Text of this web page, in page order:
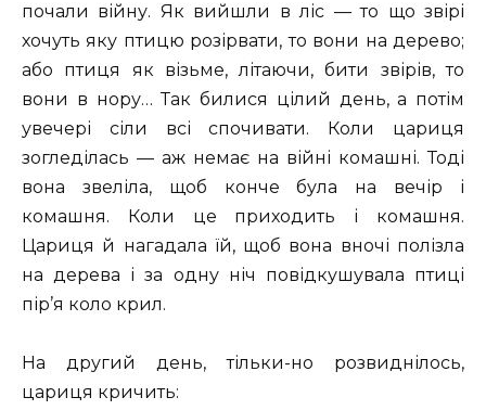
почали війну. Як вийшли в ліс — то що звірі
хочуть яку птицю розірвати, то вони на дерево;
або птиця як візьме, літаючи, бити звірів, то
вони в нору… Так билися цілий день, а потім
увечері сіли всі спочивати. Коли цариця
зогледілась — аж немає на війні комашні. Тоді
вона звеліла, щоб конче була на вечір і
комашня. Коли це приходить і комашня.
Цариця й нагадала їй, щоб вона вночі полізла
на дерева і за одну ніч повідкушувала птиці
пір’я коло крил.
На другий день, тільки-но розвиднілось,
цариця кричить: